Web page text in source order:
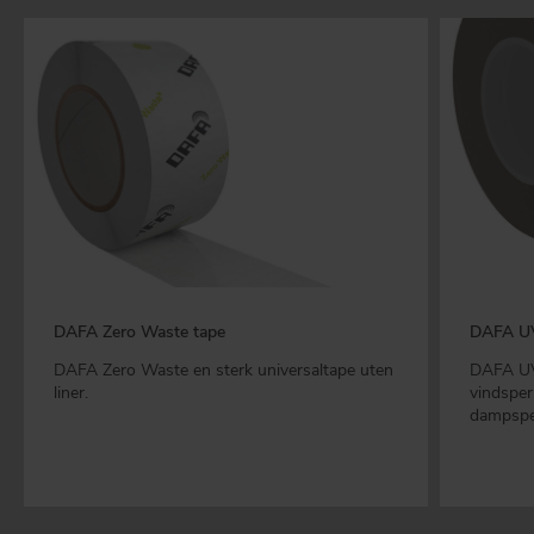
DAFA Zero Waste tape
DAFA Zero Waste en sterk universaltape uten
liner.
DAFA
DAFA